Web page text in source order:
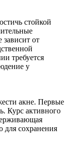
стойкой
от
требуется
у
акне. Первые
Курс активного
для сохранения